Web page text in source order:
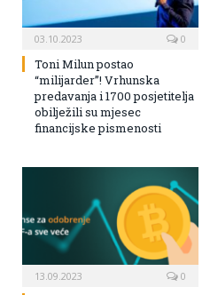
03.10.2023 0
Toni Milun postao
“milijarder”! Vrhunska
predavanja i 1700 posjetitelja
obilježili su mjesec
financijske pismenosti
13.09.2023 0